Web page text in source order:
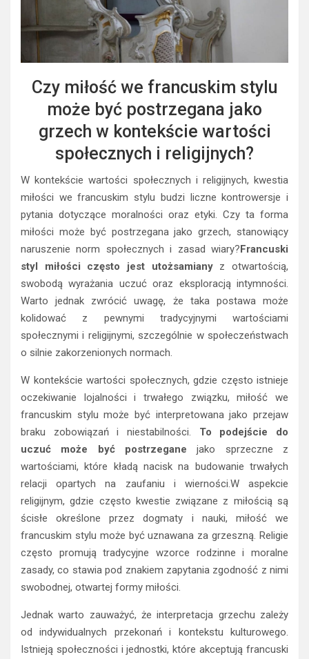
Czy miłość we francuskim stylu
może być postrzegana jako
grzech w kontekście wartości
społecznych i religijnych?
W kontekście wartości społecznych i religijnych, kwestia
miłości we francuskim stylu budzi liczne kontrowersje i
pytania dotyczące moralności oraz etyki. Czy ta forma
miłości może być postrzegana jako grzech, stanowiący
naruszenie norm społecznych i zasad wiary?Francuski
styl miłości często jest utożsamianyz otwartością,
swobodą wyrażania uczuć oraz eksploracją intymności.
Warto jednak zwrócić uwagę, że taka postawa może
kolidować z pewnymi tradycyjnymi wartościami
społecznymi i religijnymi, szczególnie w społeczeństwach
o silnie zakorzenionych normach.
W kontekście wartości społecznych, gdzie często istnieje
oczekiwanie lojalności i trwałego związku, miłość we
francuskim stylu może być interpretowana jako przejaw
braku zobowiązań i niestabilności. To podejście do
uczuć może być postrzegane jako sprzeczne z
wartościami, które kładą nacisk na budowanie trwałych
relacji opartych na zaufaniu i wierności.W aspekcie
religijnym, gdzie często kwestie związane z miłością są
ścisłe określone przez dogmaty i nauki, miłość we
francuskim stylu może być uznawana za grzeszną. Religie
często promują tradycyjne wzorce rodzinne i moralne
zasady, co stawia pod znakiem zapytania zgodność z nimi
swobodnej, otwartej formy miłości.
Jednak warto zauważyć, że interpretacja grzechu zależy
od indywidualnych przekonań i kontekstu kulturowego.
Istnieją społeczności i jednostki, które akceptują francuski